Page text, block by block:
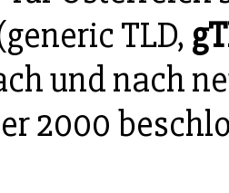
TLD,
und nach
2000